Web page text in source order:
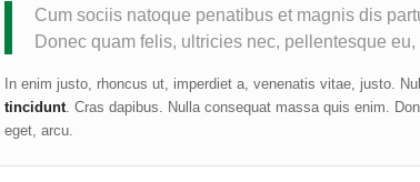
Cum sociis natoque penatibus et magnis dis
Donec quam felis, ultricies nec, pellentesque
In enim justo, rhoncus ut, imperdiet a, venenatis vitae, justo.
tincidunt. Cras dapibus. Nulla consequat massa quis enim.
eget, arcu.